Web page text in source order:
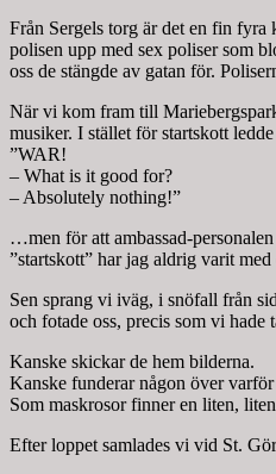
Från Sergels torg är det en fin fyra
polisen upp med sex poliser som
oss de stängde av gatan för.
När vi kom fram till
musiker. I stället för startskott
”WAR!
– What is it good for?
– Absolutely nothing!”
…men för att ambassad-
”startskott” har jag aldrig varit
Sen sprang vi iväg, i snöfall från
och fotade oss, precis som vi hade
Kanske skickar de hem bilderna.
Kanske funderar någon över
Som maskrosor finner en liten,
Efter loppet samlades vi vid St.